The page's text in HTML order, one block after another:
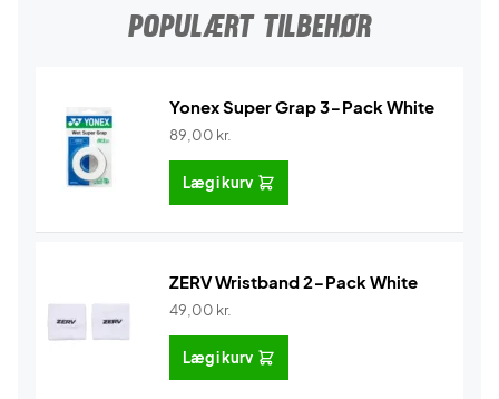
POPULÆRT TILBEHØR
Yonex Super Grap 3-Pack White
89,00 kr.
Læg i kurv
ZERV Wristband 2-Pack White
49,00 kr.
Læg i kurv